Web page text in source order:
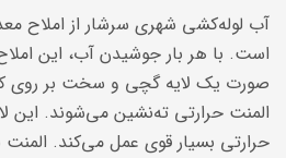
آب لوله‌کشی شهری سرشار از املاح
است. با هر بار جوشیدن آب، این
صورت یک لایه گچی و سخت بر
المنت حرارتی ته‌نشین می‌شوند. این
حرارتی بسیار قوی عمل می‌کند.